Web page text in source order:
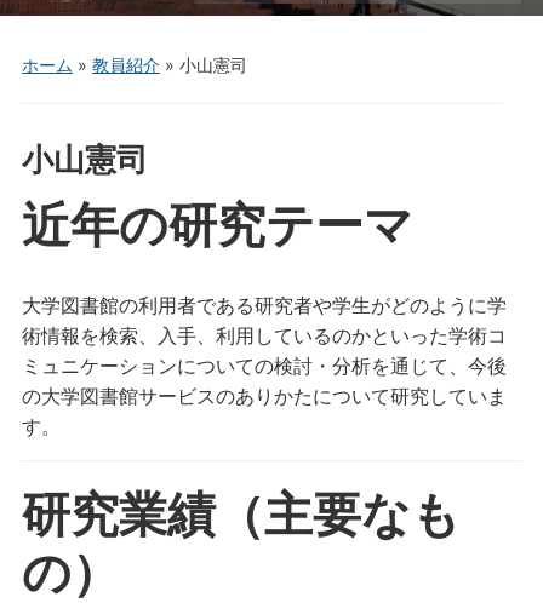
menu
ホーム » 教員紹介» 小山憲司
小山憲司
近年の研究テーマ
大学図書館の利用者である研究者や学生がどのように学
術情報を検索、入手、利用しているのかといった学術コ
ミュニケーションについての検討・分析を通じて、今後
の大学図書館サービスのありかたについて研究していま
す。
研究業績（主要なも
の）